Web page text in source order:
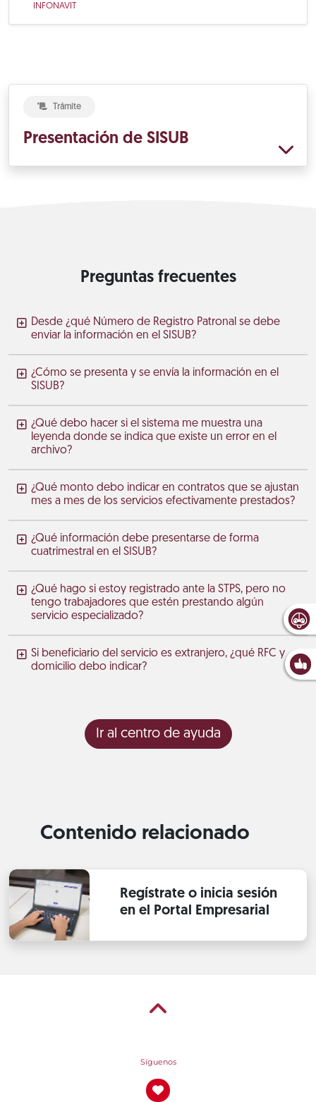
INFONAVIT
Trámite
Presentación de SISUB
Preguntas frecuentes
Desde ¿qué Número de Registro Patronal se debe
enviar la información en el SISUB?
¿Cómo se presenta y se envía la información en el
SISUB?
¿Qué debo hacer si el sistema me muestra una
leyenda donde se indica que existe un error en el
archivo?
¿Qué monto debo indicar en contratos que se ajustan
mes a mes de los servicios efectivamente prestados?
¿Qué información debe presentarse de forma
cuatrimestral en el SISUB?
¿Qué hago si estoy registrado ante la STPS, pero no
tengo trabajadores que estén prestando algún
servicio especializado?
Si beneficiario del servicio es extranjero, ¿qué RFC y
domicilio debo indicar?
Ir al centro de ayuda
Contenido relacionado
Regístrate o inicia sesión
en el Portal Empresarial
Síguenos